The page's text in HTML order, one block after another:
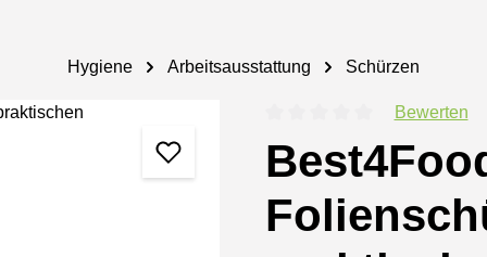
Hygiene Arbeitsausstattung Schürzen
Bewerten